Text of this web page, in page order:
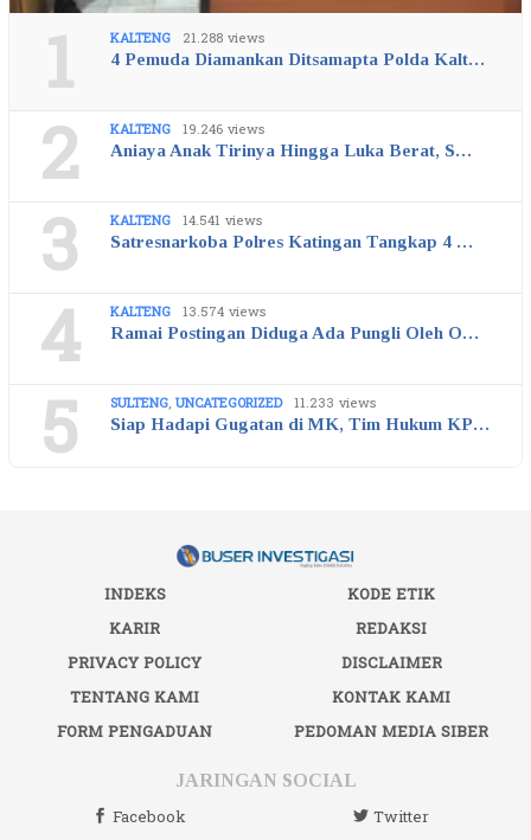
1 KALTENG 21.288 views
4 Pemuda Diamankan Ditsamapta Polda Kalt…
2 KALTENG 19.246 views
Aniaya Anak Tirinya Hingga Luka Berat, S…
3 KALTENG 14.541 views
Satresnarkoba Polres Katingan Tangkap 4 …
4 KALTENG 13.574 views
Ramai Postingan Diduga Ada Pungli Oleh O…
5 SULTENG, UNCATEGORIZED 11.233 views
Siap Hadapi Gugatan di MK, Tim Hukum KP…
INDEKS
KODE ETIK
KARIR
REDAKSI
PRIVACY POLICY
DISCLAIMER
TENTANG KAMI
KONTAK KAMI
FORM PENGADUAN
PEDOMAN MEDIA SIBER
JARINGAN SOCIAL
Facebook
Twitter